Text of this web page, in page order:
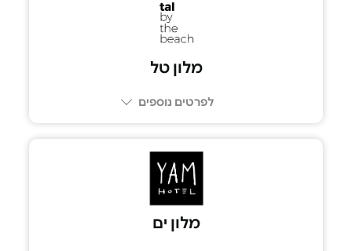
מלון טל
לפרטים נוספים
מלון ים